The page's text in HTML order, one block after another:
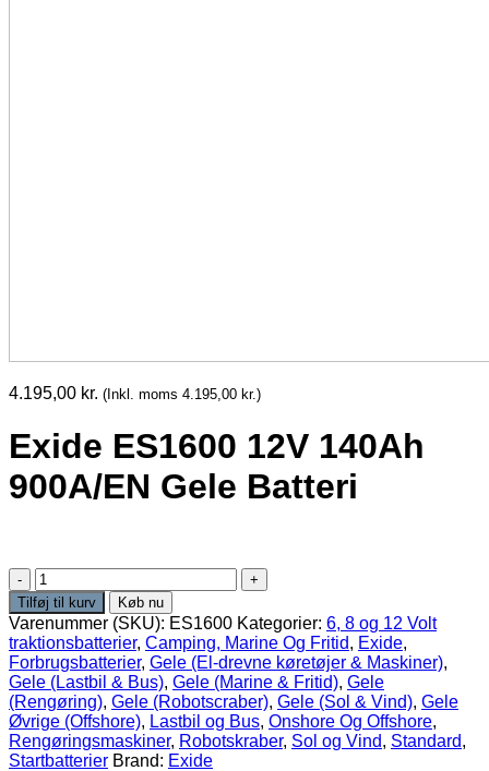
4.195,00 kr. (Inkl. moms 4.195,00 kr.)
Exide ES1600 12V 140Ah
900A/EN Gele Batteri
Exide
ES1600
12V
140Ah
900A/EN
Gele
Batteri
antal
Tilføj til kurv Køb nu
Varenummer (SKU): ES1600 Kategorier: 6, 8 og 12 Volt
traktionsbatterier, Camping, Marine Og Fritid, Exide,
Forbrugsbatterier, Gele (El-drevne køretøjer & Maskiner),
Gele (Lastbil & Bus), Gele (Marine & Fritid), Gele
(Rengøring), Gele (Robotscraber), Gele (Sol & Vind), Gele
Øvrige (Offshore), Lastbil og Bus, Onshore Og Offshore,
Rengøringsmaskiner, Robotskraber, Sol og Vind, Standard,
Startbatterier Brand: Exide